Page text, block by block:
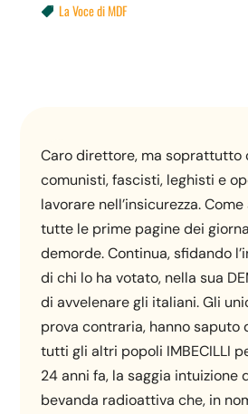
 La Voce di MDF
Caro direttore, ma soprattutto
comunisti, fascisti, leghisti e
lavorare nell’insicurezza.
tutte le prime pagine dei
demorde. Continua, sfidando
di chi lo ha votato, nella sua
di avvelenare gli italiani. Gli
prova contraria, hanno saputo
tutti gli altri popoli IMBECILLI
24 anni fa, la saggia intuizione
bevanda radioattiva che, in